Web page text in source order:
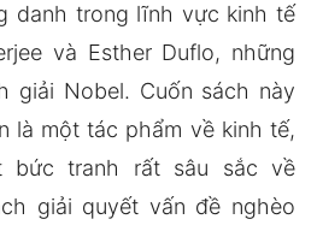
danh trong lĩnh vực kinh tế
và Esther Duflo, những
giải Nobel. Cuốn sách này
là một tác phẩm về kinh tế,
bức tranh rất sâu sắc về
giải quyết vấn đề nghèo